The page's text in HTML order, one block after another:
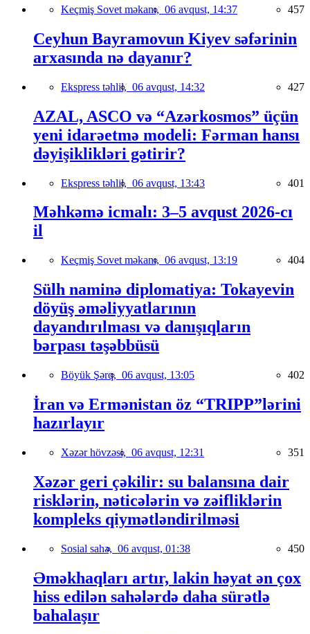
Keçmiş Sovet məkanı, 06 avqust, 14:37 457
Ceyhun Bayramovun Kiyev səfərinin
arxasında nə dayanır?
Ekspress təhlil, 06 avqust, 14:32 427
AZAL, ASCO və “Azərkosmos” üçün
yeni idarəetmə modeli: Fərman hansı
dəyişiklikləri gətirir?
Ekspress təhlil, 06 avqust, 13:43 401
Məhkəmə icmalı: 3–5 avqust 2026-cı
il
Keçmiş Sovet məkanı, 06 avqust, 13:19 404
Sülh naminə diplomatiya: Tokayevin
döyüş əməliyyatlarının
dayandırılması və danışıqların
bərpası təşəbbüsü
Böyük Şərq, 06 avqust, 13:05 402
İran və Ermənistan öz “TRIPP”lərini
hazırlayır
Xəzər hövzəsi, 06 avqust, 12:31 351
Xəzər geri çəkilir: su balansına dair
risklərin, nəticələrin və zəifliklərin
kompleks qiymətləndirilməsi
Sosial sahə, 06 avqust, 01:38 450
Əməkhaqları artır, lakin həyat ən çox
hiss edilən sahələrdə daha sürətlə
bahalaşır